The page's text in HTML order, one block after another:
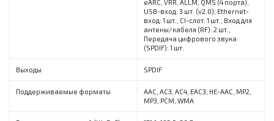
eARC, VRR, ALLM, QMS (4 порта),
USB-вход: 3 шт. (v2.0), Ethernet-
вход: 1 шт., CI-слот: 1 шт., Вход для
антены/кабеля (RF): 2 шт.,
Передача цифрового звука
(SPDIF): 1 шт.
Выходы SPDIF
Поддерживаемые форматы
AAC, AC3, AC4, EAC3, HE-AAC, MP2,
MP3, PCM, WMA